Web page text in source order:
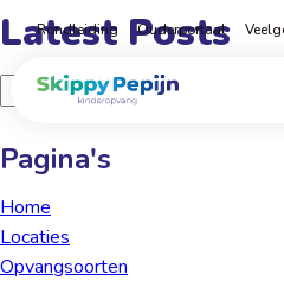
Naar
hoofdinhoud
Rondleiding Ouderportaal
Home
Latest Posts
Zoeken
Pagina's
Home
Locaties
Opvangsoorten